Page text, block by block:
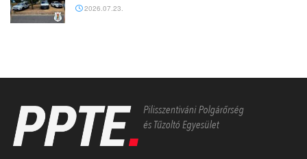
2026.07.23.